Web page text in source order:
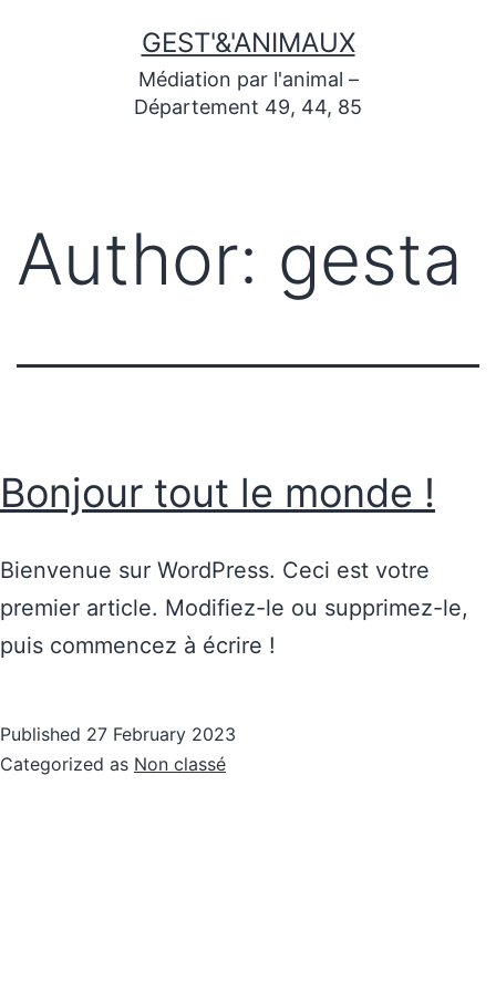
GEST'&'ANIMAUX
Médiation par l'animal –
Département 49, 44, 85
Author: gesta
Bonjour tout le monde !
Bienvenue sur WordPress. Ceci est votre
premier article. Modifiez-le ou supprimez-le,
puis commencez à écrire !
Published 27 February 2023
Categorized as Non classé